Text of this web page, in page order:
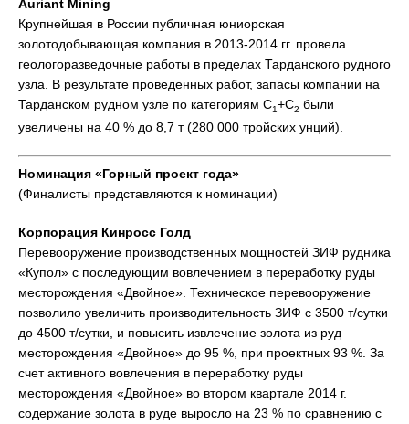
Auriant Mining
Крупнейшая в России публичная юниорская
золотодобывающая компания в 2013-2014 гг. провела
геологоразведочные работы в пределах Тарданского рудного
узла. В результате проведенных работ, запасы компании на
Тарданском рудном узле по категориям С1+С2 были
увеличены на 40 % до 8,7 т (280 000 тройских унций).
Номинация «Горный проект года»
(Финалисты представляются к номинации)
Корпорация Кинросс Голд
Перевооружение производственных мощностей ЗИФ рудника
«Купол» с последующим вовлечением в переработку руды
месторождения «Двойное». Техническое перевооружение
позволило увеличить производительность ЗИФ с 3500 т/сутки
до 4500 т/сутки, и повысить извлечение золота из руд
месторождения «Двойное» до 95 %, при проектных 93 %. За
счет активного вовлечения в переработку руды
месторождения «Двойное» во втором квартале 2014 г.
содержание золота в руде выросло на 23 % по сравнению с